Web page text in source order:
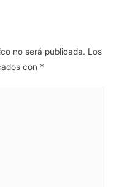
no será publicada. Los
con *